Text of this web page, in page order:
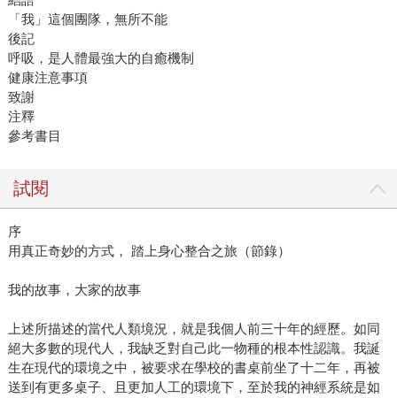
「我」這個團隊，無所不能
後記
呼吸，是人體最強大的自癒機制
健康注意事項
致謝
注釋
參考書目
試閱
序
用真正奇妙的方式， 踏上身心整合之旅（節錄）
我的故事，大家的故事
上述所描述的當代人類境況，就是我個人前三十年的經歷。如同
絕大多數的現代人，我缺乏對自己此一物種的根本性認識。我誕
生在現代的環境之中，被要求在學校的書桌前坐了十二年，再被
送到有更多桌子、且更加人工的環境下，至於我的神經系統是如